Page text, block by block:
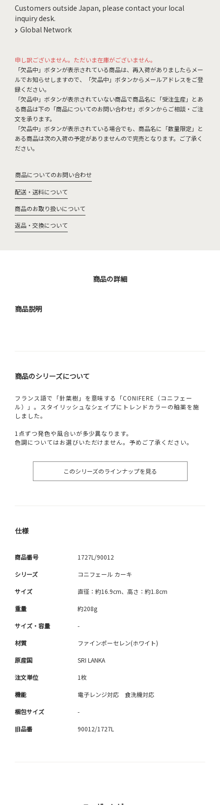
Customers outside Japan, please contact your local
inquiry desk.
Global Network
申し訳ございません。ただいま在庫がございません。
「欠品中」ボタンが表示されている商品は、再入荷がありましたらメー
ルでお知らせしますので、「欠品中」ボタンからメールアドレスをご登
録ください。
「欠品中」ボタンが表示されていない商品で商品名に「受注生産」とあ
る商品は下の「商品についてのお問い合わせ」ボタンからご相談・ご注
文を承ります。
「欠品中」ボタンが表示されている場合でも、商品名に「数量限定」と
ある商品は次の入荷の予定がありませんので完売となります。ご了承く
ださい。
商品についてのお問い合わせ
配送・送料について
商品のお取り扱いについて
返品・交換について
商品の詳細
商品説明
商品のシリーズについて
フランス語で「針葉樹」を意味する「CONIFERE（コニフェー
ル）」。スタイリッシュなシェイプにトレンドカラーの釉薬を施
しました。
1点ずつ発色や風合いが多少異なります。
色調についてはお選びいただけません。予めご了承ください。
このシリーズのラインナップを見る
仕様
商品番号 1727L/90012
シリーズ コニフェール カーキ
サイズ 直径：約16.9cm、高さ：約1.8cm
重量 約208g
サイズ・容量 -
材質 ファインポーセレン(ホワイト)
原産国 SRI LANKA
注文単位 1枚
機能 電子レンジ対応 食洗機対応
梱包サイズ -
旧品番 90012/1727L